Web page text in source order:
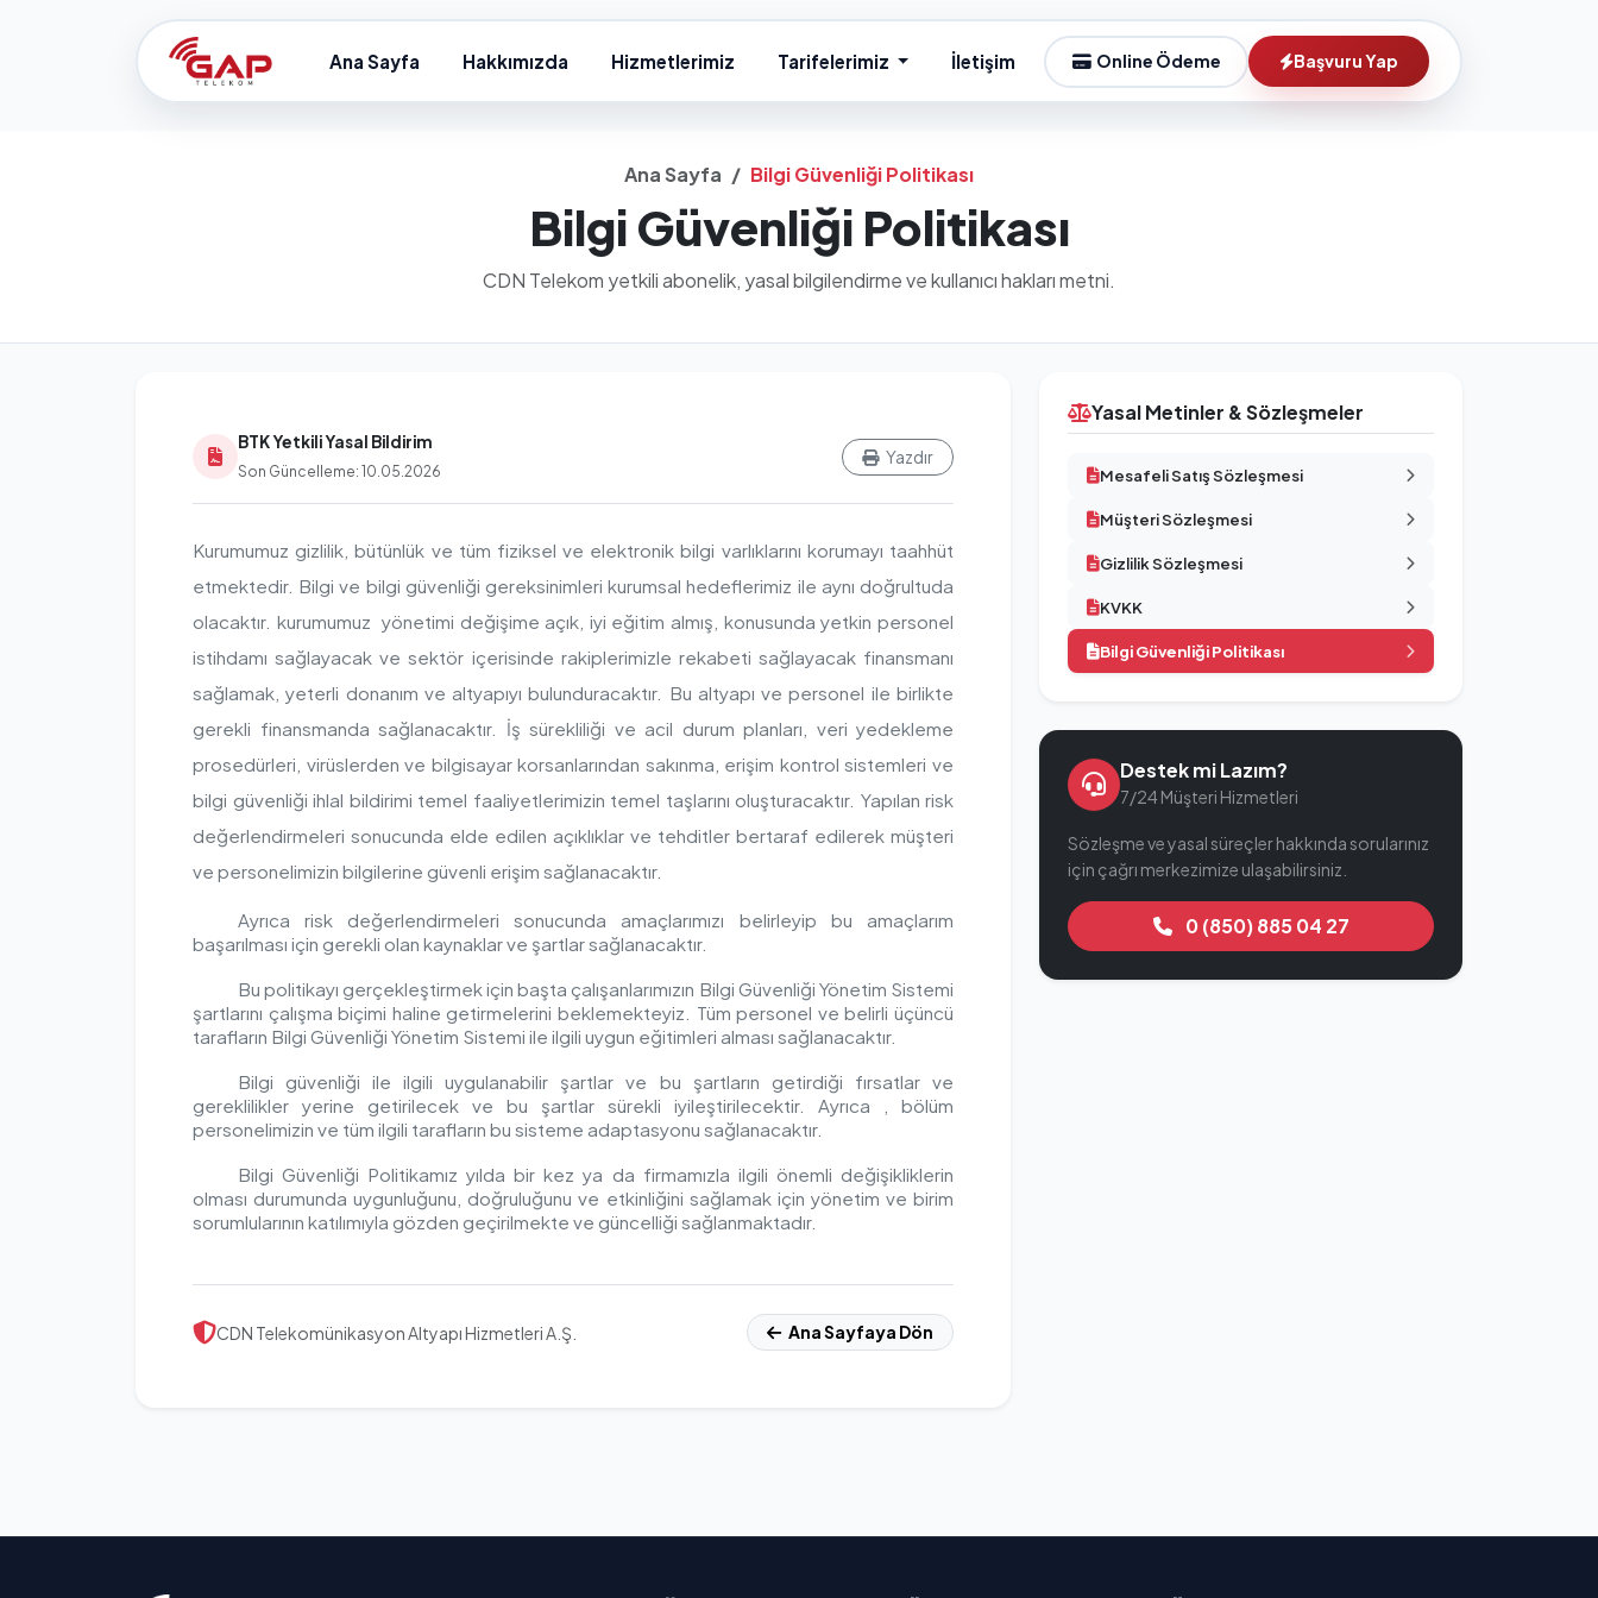
Ana Sayfa Hakkımızda Hizmetlerimiz Tarifelerimiz İletişim Online Ödeme Başvuru Yap
Ana Sayfa Bilgi Güvenliği Politikası
Bilgi Güvenliği Politikası
CDN Telekom yetkili abonelik, yasal bilgilendirme ve kullanıcı hakları metni.
BTK Yetkili Yasal Bildirim
Son Güncelleme: 10.05.2026
Yazdır
Kurumumuz gizlilik, bütünlük ve tüm fiziksel ve elektronik bilgi varlıklarını korumayı taahhüt
etmektedir. Bilgi ve bilgi güvenliği gereksinimleri kurumsal hedeflerimiz ile aynı doğrultuda
olacaktır. kurumumuz yönetimi değişime açık, iyi eğitim almış, konusunda yetkin personel
istihdamı sağlayacak ve sektör içerisinde rakiplerimizle rekabeti sağlayacak finansmanı
sağlamak, yeterli donanım ve altyapıyı bulunduracaktır. Bu altyapı ve personel ile birlikte
gerekli finansmanda sağlanacaktır. İş sürekliliği ve acil durum planları, veri yedekleme
prosedürleri, virüslerden ve bilgisayar korsanlarından sakınma, erişim kontrol sistemleri ve
bilgi güvenliği ihlal bildirimi temel faaliyetlerimizin temel taşlarını oluşturacaktır. Yapılan risk
değerlendirmeleri sonucunda elde edilen açıklıklar ve tehditler bertaraf edilerek müşteri
ve personelimizin bilgilerine güvenli erişim sağlanacaktır.
Ayrıca risk değerlendirmeleri sonucunda amaçlarımızı belirleyip bu amaçlarım
başarılması için gerekli olan kaynaklar ve şartlar sağlanacaktır.
Bu politikayı gerçekleştirmek için başta çalışanlarımızın Bilgi Güvenliği Yönetim Sistemi
şartlarını çalışma biçimi haline getirmelerini beklemekteyiz. Tüm personel ve belirli üçüncü
tarafların Bilgi Güvenliği Yönetim Sistemi ile ilgili uygun eğitimleri alması sağlanacaktır.
Bilgi güvenliği ile ilgili uygulanabilir şartlar ve bu şartların getirdiği fırsatlar ve
gereklilikler yerine getirilecek ve bu şartlar sürekli iyileştirilecektir. Ayrıca , bölüm
personelimizin ve tüm ilgili tarafların bu sisteme adaptasyonu sağlanacaktır.
Bilgi Güvenliği Politikamız yılda bir kez ya da firmamızla ilgili önemli değişikliklerin
olması durumunda uygunluğunu, doğruluğunu ve etkinliğini sağlamak için yönetim ve birim
sorumlularının katılımıyla gözden geçirilmekte ve güncelliği sağlanmaktadır.
CDN Telekomünikasyon Altyapı Hizmetleri A.Ş. Ana Sayfaya Dön
Yasal Metinler & Sözleşmeler
Mesafeli Satış Sözleşmesi
Müşteri Sözleşmesi
Gizlilik Sözleşmesi
KVKK
Bilgi Güvenliği Politikası
Destek mi Lazım?
7/24 Müşteri Hizmetleri
Sözleşme ve yasal süreçler hakkında sorularınız
için çağrı merkezimize ulaşabilirsiniz.
0 (850) 885 04 27